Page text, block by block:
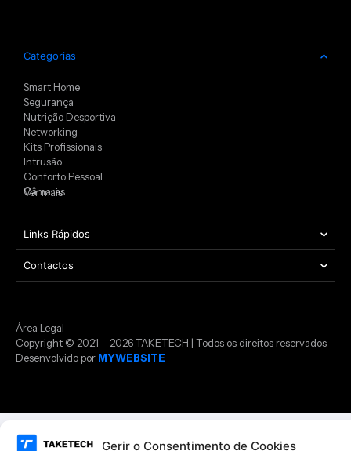
Gerir o Consentimento de Cookies
Categorias
Smart Home
Segurança
Nutrição Desportiva
Networking
Kits Profissionais
Intrusão
Conforto Pessoal
Câmaras
Ver mais
Links Rápidos
Contactos
Copyright © 2021 – 2026 TAKETECH | Todos os direitos reservados
Desenvolvido por MYWEBSITE
Área Legal